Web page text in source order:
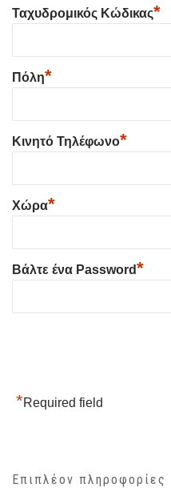
Ταχυδρομικός Κώδικας*
Πόλη*
Κινητό Τηλέφωνο*
Χώρα*
Βάλτε ένα Password*
*Required field
Επιπλέον πληροφορίες